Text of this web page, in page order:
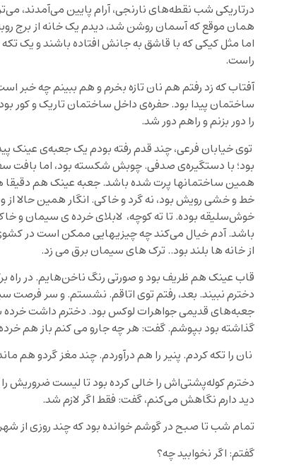
درتاریکی شب نقطه‌های نارنجی، آرام پایین می‌آمدند،
همان موقع که آسمان روشن شد، دیدم یک خانه از برج
اما مثل کیکی که با قاشق به جانش افتاده باشند و یک
راست.
آفتاب که زد رفتم هم نان تازه بخرم و هم ببینم چه خبر
ساختمان پیدا بود. حفره‌ی داخل ساختمان تاریک و کور
را دور بزنم و راهم دور شد.
توی خیابان فرعی، چند قدم رفته بودم یک جعبه‌ی
بود؛ با دستگیره‌ی صدفی. چوبش شکسته بود، اما بافت
همین ساختمانها پرت شده باشد. جعبه عینک هم دقیقا
خط و خشی رویش بود، نه گرد و خاکی. انگار همین حالا
خوش‌سلیقه بوده. تا ته کوچه، لابلای خرده ی سیمان و
باشد. آدم خیال می‌کند چه چیزیهایی ممکن است در
از خانه ها بلند بود.. ترک های سیمان برق می زد.
قاب عینک هم ظریف بود و صورتی رنگ ناخن‌هایم. در راه
دخترم نبیند. بعد، رفتم توی اتاقم. نشستم. و سر
جعبه‌های قدیمی جواهرات لوکس بود. دخترم داشت خرده
گذاشته بود بپوشم. گفت: هر چه جارو می کنم باز هم
نان‌ را تکه کردم. پنیر را هم درآوردم. چند مغز گردو هم
دخترم کوله‌پشتی‌اش را خالی کرده بود تا لیست ضروریش
دید دارم نگاهش می‌کنم، گفت: فقط اگر لازم شد.
تمام شب تا صبح در گوشم خوانده بود که چند روزی از شهر
گفتم: اگر نخوابید چه؟